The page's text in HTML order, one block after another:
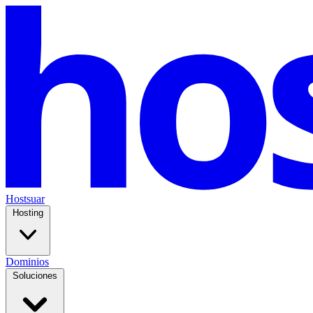
Hostsuar
Hosting
Dominios
Soluciones